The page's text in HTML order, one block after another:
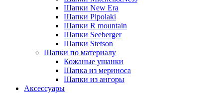
Шапки New Era
Шапки Pipolaki
Шапки R mountain
Шапки Seeberger
Шапки Stetson
Шапки по материалу
Кожаные ушанки
Шапка из мериноса
Шапки из ангоры
Аксессуары